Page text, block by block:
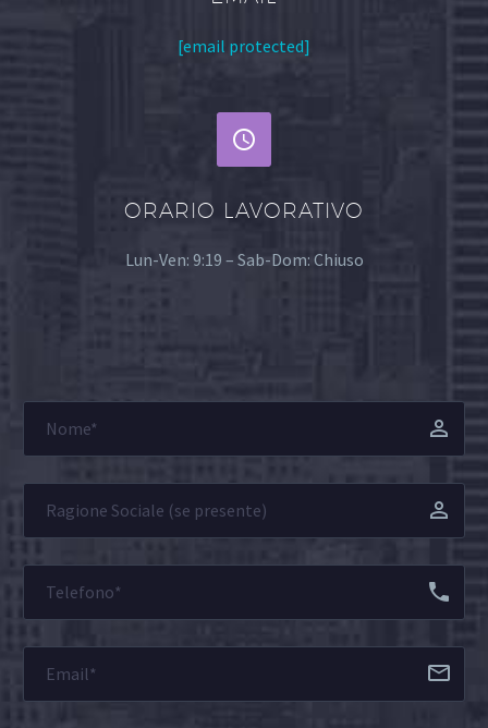
[email protected]


ORARIO LAVORATIVO
Lun-Ven: 9:19 – Sab-Dom: Chiuso